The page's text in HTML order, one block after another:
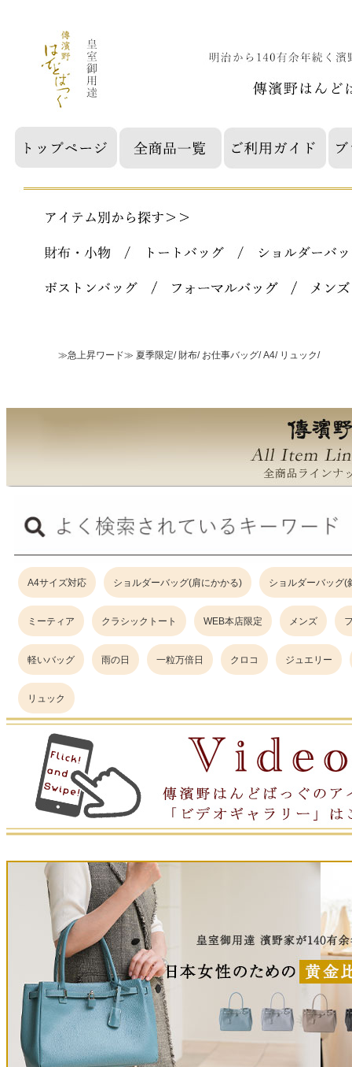
≫急上昇ワード≫ 夏季限定/ 財布/ お仕事バッグ/ A4/ リュック/
A4サイズ対応 ショルダーバッグ(肩にかかる) ショルダーバッグ(
ミーティア クラシックトート WEB本店限定 メンズ
軽いバッグ 雨の日 一粒万倍日 クロコ ジュエリー
リュック